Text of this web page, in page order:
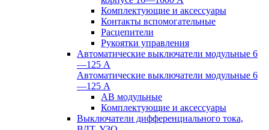
Комплектующие и аксессуары
Контакты вспомогательные
Расцепители
Рукоятки управления
Автоматические выключатели модульные 6
—125 А
Автоматические выключатели модульные 6
—125 А
АВ модульные
Комплектующие и аксессуары
Выключатели дифференциального тока,